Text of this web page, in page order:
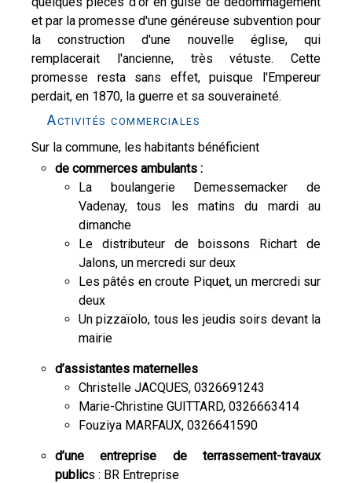
et par la promesse d'une généreuse subvention pour
la construction d'une nouvelle église, qui
remplacerait l'ancienne, très vétuste. Cette
promesse resta sans effet, puisque l'Empereur
perdait, en 1870, la guerre et sa souveraineté.
Activités commerciales
Sur la commune, les habitants bénéficient
de commerces ambulants :
La boulangerie Demessemacker de
Vadenay, tous les matins du mardi au
dimanche
Le distributeur de boissons Richart de
Jalons, un mercredi sur deux
Les pâtés en croute Piquet, un mercredi sur
deux
Un pizzaïolo, tous les jeudis soirs devant la
mairie
d’assistantes maternelles
Christelle JACQUES, 0326691243
Marie-Christine GUITTARD, 0326663414
Fouziya MARFAUX, 0326641590
d’une entreprise de terrassement-travaux
publics : BR Entreprise